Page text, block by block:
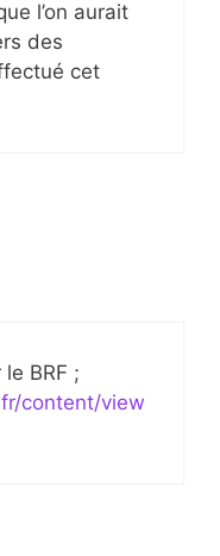
l’on aurait
des
cet
BRF ;
content/view